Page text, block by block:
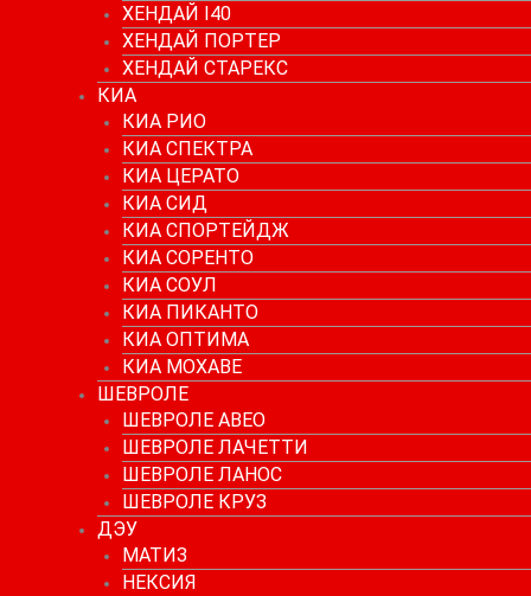
ХЕНДАЙ I40
ХЕНДАЙ ПОРТЕР
ХЕНДАЙ СТАРЕКС
КИА
КИА РИО
КИА СПЕКТРА
КИА ЦЕРАТО
КИА СИД
КИА СПОРТЕЙДЖ
КИА СОРЕНТО
КИА СОУЛ
КИА ПИКАНТО
КИА ОПТИМА
КИА МОХАВЕ
ШЕВРОЛЕ
ШЕВРОЛЕ АВЕО
ШЕВРОЛЕ ЛАЧЕТТИ
ШЕВРОЛЕ ЛАНОС
ШЕВРОЛЕ КРУЗ
ДЭУ
МАТИЗ
НЕКСИЯ